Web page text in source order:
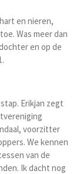
en nieren,
Was meer dan
en op de
Erikjan zegt
voorzitter
We kennen
van de
Ik dacht nog